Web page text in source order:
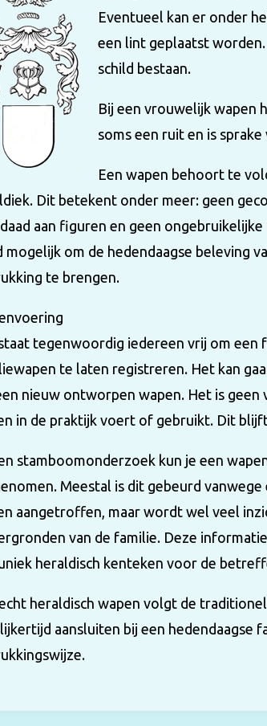
Eventueel kan er onder
een lint geplaatst
schild bestaan.
Bij een vrouwelijk wapen
soms een ruit en is
Een wapen behoort te
Dit betekent onder meer: geen
aan figuren en geen
mogelijk om de hedendaagse beleving
te brengen.
tegenwoordig iedereen vrij om een
te laten registreren. Het kan
nieuw ontworpen wapen. Het is
in de praktijk voert of gebruikt. Dit
stamboomonderzoek kun je een
Meestal is dit gebeurd
aangetroffen, maar wordt wel veel
van de familie. Deze
heraldisch kenteken voor de
heraldisch wapen volgt de
aansluiten bij een hedendaagse